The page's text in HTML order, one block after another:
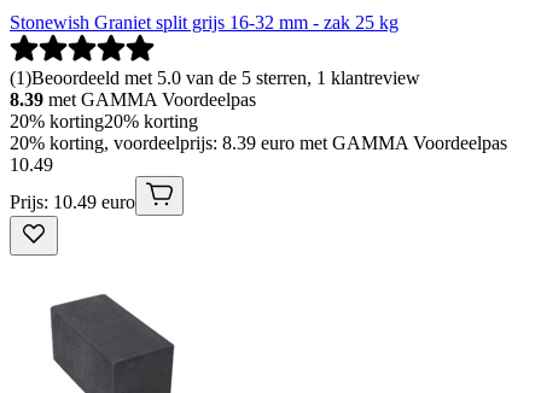
Stonewish Graniet split grijs 16-32 mm - zak 25 kg
(1)Beoordeeld met 5.0 van de 5 sterren, 1 klantreview
8.39 met GAMMA Voordeelpas
20% korting20% korting
20% korting, voordeelprijs: 8.39 euro met GAMMA Voordeelpas
10.49
Prijs: 10.49 euro